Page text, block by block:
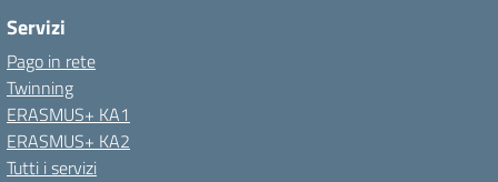
Servizi
Pago in rete
Twinning
ERASMUS+ KA1
ERASMUS+ KA2
Tutti i servizi